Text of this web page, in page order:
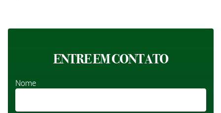
ENTRE EM CONTATO
Nome